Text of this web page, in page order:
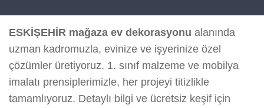
ESKİŞEHİR mağaza ev dekorasyonu alanında
uzman kadromuzla, evinize ve işyerinize özel
çözümler üretiyoruz. 1. sınıf malzeme ve mobilya
imalatı prensiplerimizle, her projeyi titizlikle
tamamlıyoruz. Detaylı bilgi ve ücretsiz keşif için